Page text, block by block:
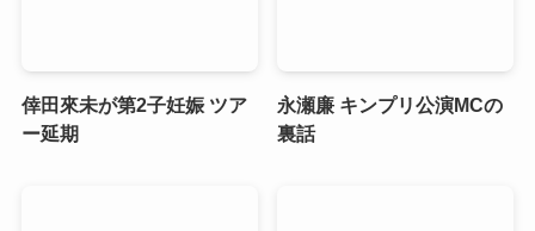
倖田來未が第2子妊娠 ツア
ー延期
永瀬廉 キンプリ公演MCの
裏話